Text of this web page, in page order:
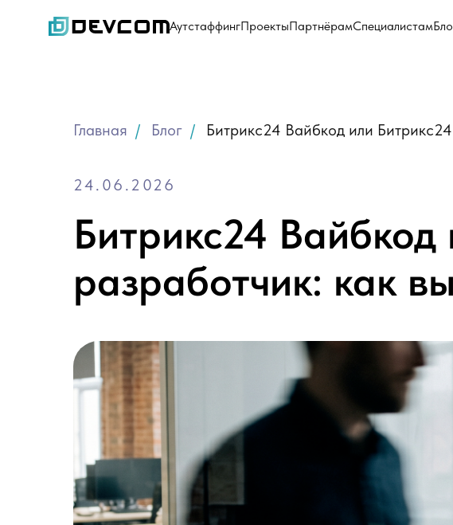
АутстаффингПроектыПартнёрамСпециалистам
Главная / Блог / Битрикс24 Вайбкод или
24.06.2026
Битрикс24 Вайбкод
разработчик: как